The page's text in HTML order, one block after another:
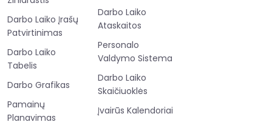
Darbo Laiko Įrašų
Patvirtinimas
Darbo Laiko
Tabelis
Darbo Grafikas
Pamainų
Planavimas
Darbo Laiko
Ataskaitos
Personalo
Valdymo Sistema
Darbo Laiko
Skaičiuoklės
Įvairūs Kalendoriai